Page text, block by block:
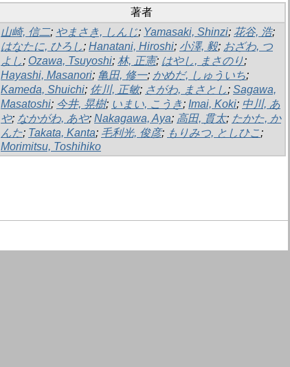
著者
山崎, 信二; やまさき, しんじ; Yamasaki, Shinzi; 花谷, 浩;
はなたに, ひろし; Hanatani, Hiroshi; 小澤, 毅; おざわ, つ
よし; Ozawa, Tsuyoshi; 林, 正憲; はやし, まさのり;
Hayashi, Masanori; 亀田, 修一; かめだ, しゅういち;
Kameda, Shuichi; 佐川, 正敏; さがわ, まさとし; Sagawa,
Masatoshi; 今井, 晃樹; いまい, こうき; Imai, Koki; 中川, あ
や; なかがわ, あや; Nakagawa, Aya; 高田, 貫太; たかた, か
んた; Takata, Kanta; 毛利光, 俊彦; もりみつ, としひこ;
Morimitsu, Toshihiko